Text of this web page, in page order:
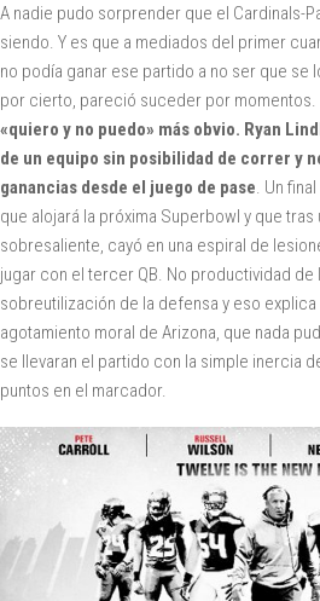
A nadie pudo sorprender que el Cardinals-
siendo. Y es que a mediados del primer
no podía ganar ese partido a no ser que se
por cierto, pareció suceder por momentos.
«quiero y no puedo» más obvio. Ryan
de un equipo sin posibilidad de correr y
ganancias desde el juego de pase. Un
que alojará la próxima Superbowl y que
sobresaliente, cayó en una espiral de
jugar con el tercer QB. No productividad de
sobreutilización de la defensa y eso
agotamiento moral de Arizona, que nada
se llevaran el partido con la simple inercia
puntos en el marcador.